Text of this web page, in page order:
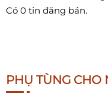
Có 0 tin đăng bán.
PHỤ TÙNG CHO